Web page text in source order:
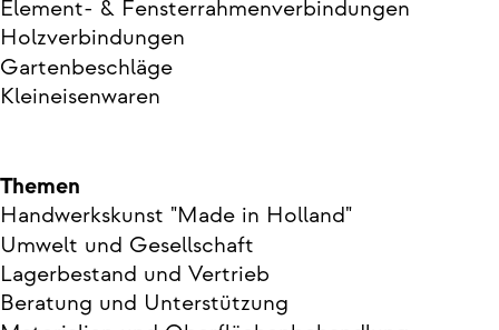
Element- & Fensterrahmenverbindungen
Holzverbindungen
Gartenbeschläge
Kleineisenwaren
Themen
Handwerkskunst "Made in Holland"
Umwelt und Gesellschaft
Lagerbestand und Vertrieb
Beratung und Unterstützung